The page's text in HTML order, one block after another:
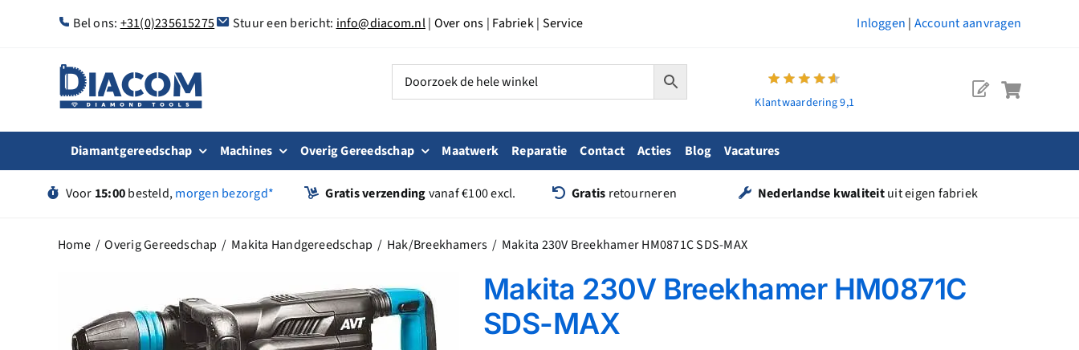
Bel ons: +31(0)235615275 Stuur een bericht: info@diacom.nl| Over ons | Fabriek| Service Inloggen | Account aanvragen
Klantwaardering 9,1
Diamantgereedschap Machines Overig Gereedschap Maatwerk Reparatie Contact Acties Blog Vacatures
Voor 15:00besteld,morgen bezorgd* Gratis verzendingvanaf €100 excl. Gratis retourneren Nederlandse kwaliteituit eigen fabriek
Home Overig Gereedschap Makita Handgereedschap Hak/Breekhamers Makita 230V Breekhamer HM0871C SDS-MAX
Makita 230V Breekhamer HM0871C
SDS-MAX